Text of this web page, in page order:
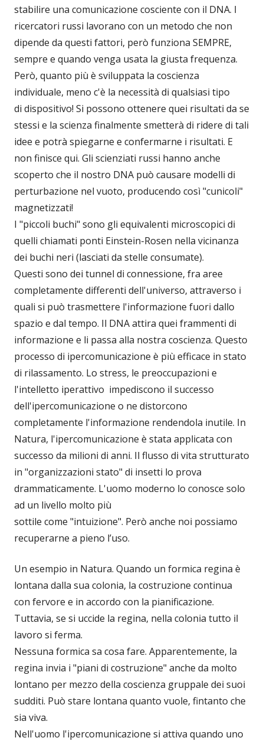
stabilire una comunicazione cosciente con il DNA. I
ricercatori russi lavorano con un metodo che non
dipende da questi fattori, però funziona SEMPRE,
sempre e quando venga usata la giusta frequenza.
Però, quanto più è sviluppata la coscienza
individuale, meno c'è la necessità di qualsiasi tipo
di dispositivo! Si possono ottenere quei risultati da se
stessi e la scienza finalmente smetterà di ridere di tali
idee e potrà spiegarne e confermarne i risultati. E
non finisce qui. Gli scienziati russi hanno anche
scoperto che il nostro DNA può causare modelli di
perturbazione nel vuoto, producendo così "cunicoli"
magnetizzati!
I "piccoli buchi" sono gli equivalenti microscopici di
quelli chiamati ponti Einstein-Rosen nella vicinanza
dei buchi neri (lasciati da stelle consumate).
Questi sono dei tunnel di connessione, fra aree
completamente differenti dell'universo, attraverso i
quali si può trasmettere l'informazione fuori dallo
spazio e dal tempo. Il DNA attira quei frammenti di
informazione e li passa alla nostra coscienza. Questo
processo di ipercomunicazione è più efficace in stato
di rilassamento. Lo stress, le preoccupazioni e
l'intelletto iperattivo impediscono il successo
dell'ipercomunicazione o ne distorcono
completamente l'informazione rendendola inutile. In
Natura, l'ipercomunicazione è stata applicata con
successo da milioni di anni. Il flusso di vita strutturato
in "organizzazioni stato" di insetti lo prova
drammaticamente. L'uomo moderno lo conosce solo
ad un livello molto più
sottile come "intuizione". Però anche noi possiamo
recuperarne a pieno l’uso.
Un esempio in Natura. Quando un formica regina è
lontana dalla sua colonia, la costruzione continua
con fervore e in accordo con la pianificazione.
Tuttavia, se si uccide la regina, nella colonia tutto il
lavoro si ferma.
Nessuna formica sa cosa fare. Apparentemente, la
regina invia i "piani di costruzione" anche da molto
lontano per mezzo della coscienza gruppale dei suoi
sudditi. Può stare lontana quanto vuole, fintanto che
sia viva.
Nell'uomo l'ipercomunicazione si attiva quando uno